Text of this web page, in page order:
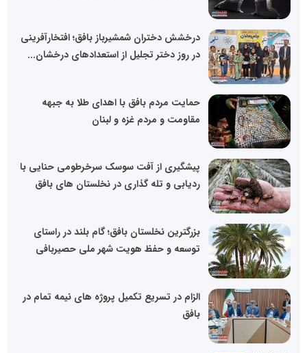
درخشش دختران شمشیرباز بافق؛ افتخارآفرینی
در روز دختر تجلیل از استعدادهای درخشان...
حمایت مردم بافق با اهدای طلا به جبهه
مقاومت و مردم غزه و لبنان
پیشگیری از آفت سوسک سرخرطومی حنایی با
ردیابی و تله گذاری در نخلستان های بافق
بزرگترین نخلستان بافق؛ گام بلند در راستای
توسعه و حفظ هویت شهر ملی حصیربافی
الزام در تسریع تکمیل پروژه های نیمه تمام در
بافق